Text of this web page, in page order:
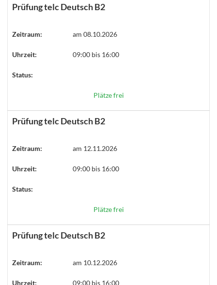
Prüfung telc Deutsch B2
Zeitraum: am 08.10.2026
Uhrzeit: 09:00 bis 16:00
Status:
Plätze frei
Prüfung telc Deutsch B2
Zeitraum: am 12.11.2026
Uhrzeit: 09:00 bis 16:00
Status:
Plätze frei
Prüfung telc Deutsch B2
Zeitraum: am 10.12.2026
Uhrzeit: 09:00 bis 16:00